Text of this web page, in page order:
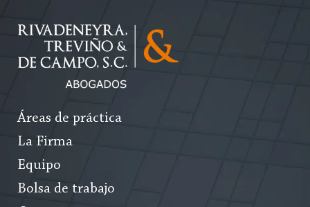
Áreas de práctica
La Firma
Equipo
Bolsa de trabajo